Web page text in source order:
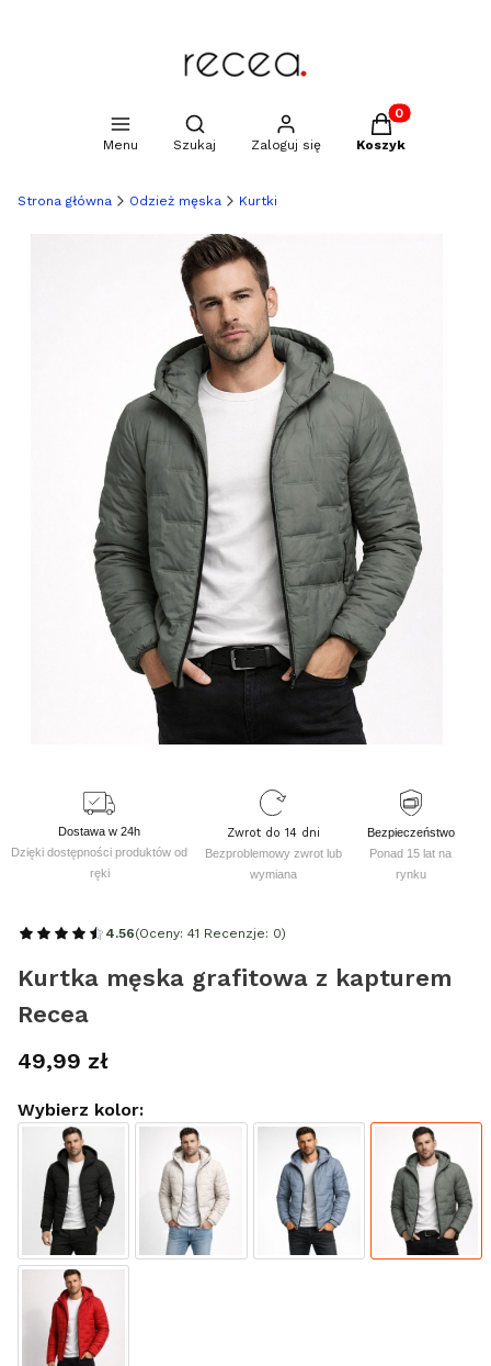
Menu
Otwórz wyszukiwarkę
Szukaj Zaloguj się
Produkty w
Koszyk
Strona główna Odzież męska Kurtki
Dostawa w 24h
Dzięki dostępności produktów od
ręki
Zwrot do 14 dni
Bezproblemowy zwrot lub
wymiana
Bezpieczeństwo
Ponad 15 lat na
rynku
4.56(Oceny: 41 Recenzje: 0)
Kurtka męska grafitowa z kapturem
Recea
Cena
49,99 zł
Wybierz kolor: